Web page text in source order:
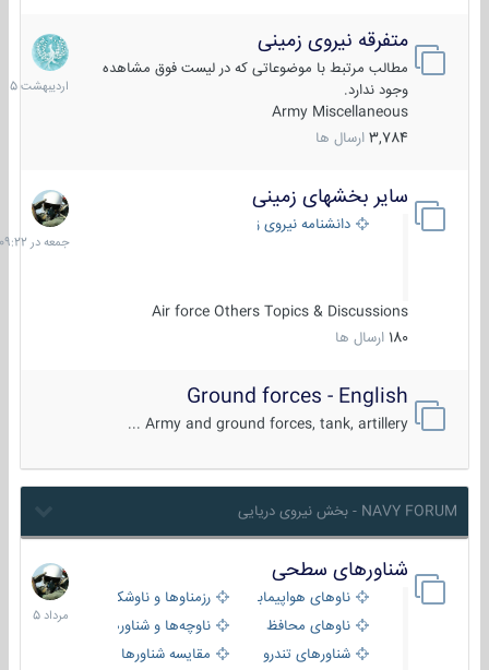
متفرقه نیروی زمینی
مطالب مرتبط با موضوعاتی که در لیست فوق مشاهده
وجود ندارد.
Army Miscellaneous
3,784 ارسال ها
27
1405
سایر بخشهای زمینی
دانشنامه نیروی زمینی
Air force Others Topics & Discussions
180 ارسال ها
جمعه
در
09:22
Ground forces - English
Army and ground forces, tank, artillery ...
NAVY FORUM - بخش نیروی دریایی
شناورهای سطحی
ناوهای هواپیمابر و بالگرد بررزمناوها و ناوشکن‌ها
ناوهای محافظ
ناوچه‌ها و شناورهای گشتی
شناورهای تندرو
مقایسه شناورها
2
مرداد
1405